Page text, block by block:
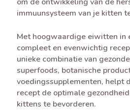
immuunsysteem van je kitten
Met hoogwaardige eiwitten in
compleet en evenwichtig
unieke combinatie van
superfoods, botanische
voedingssupplementen, helpt
recept de optimale
kittens te bevorderen.